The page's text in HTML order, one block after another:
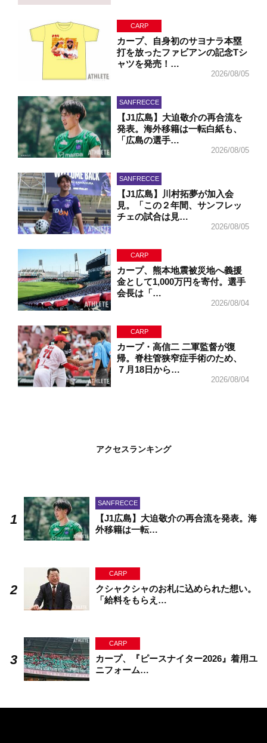
CARP
カープ、自身初のサヨナラ本塁
打を放ったファビアンの記念Tシ
ャツを発売！…
2026/08/05
SANFRECCE
【J1広島】大迫敬介の再合流を
発表。海外移籍は一転白紙も、
「広島の選手…
2026/08/05
SANFRECCE
【J1広島】川村拓夢が加入会
見。「この２年間、サンフレッ
チェの試合は見…
2026/08/05
CARP
カープ、熊本地震被災地へ義援
金として1,000万円を寄付。選手
会長は「…
2026/08/04
CARP
カープ・高信二 二軍監督が復
帰。脊柱管狭窄症手術のため、
７月18日から…
2026/08/04
アクセスランキング
SANFRECCE
【J1広島】大迫敬介の再合流を発表。海
外移籍は一転…
CARP
クシャクシャのお札に込められた想い。
「給料をもらえ…
CARP
カープ、『ピースナイター2026』着用ユ
ニフォーム…